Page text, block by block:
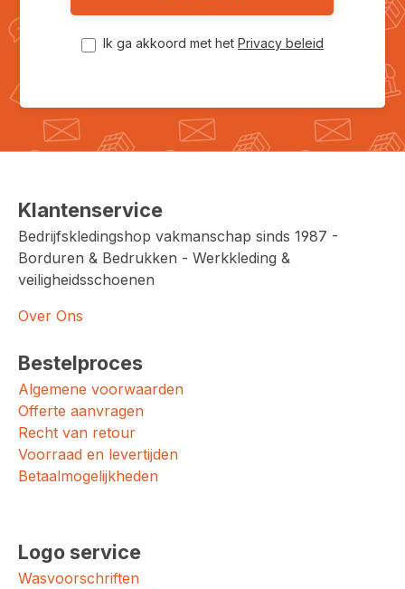
Ik ga akkoord met het Privacy beleid
Klantenservice
Bedrijfskledingshop vakmanschap sinds 1987 -
Borduren & Bedrukken - Werkkleding &
veiligheidsschoenen
Over Ons
Bestelproces
Algemene voorwaarden
Offerte aanvragen
Recht van retour
Voorraad en levertijden
Betaalmogelijkheden
Logo service
Wasvoorschriften